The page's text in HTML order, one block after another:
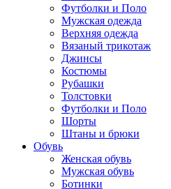
Футболки и Поло
Мужская одежда
Верхняя одежда
Вязаный трикотаж
Джинсы
Костюмы
Рубашки
Толстовки
Футболки и Поло
Шорты
Штаны и брюки
Обувь
Женская обувь
Мужская обувь
Ботинки